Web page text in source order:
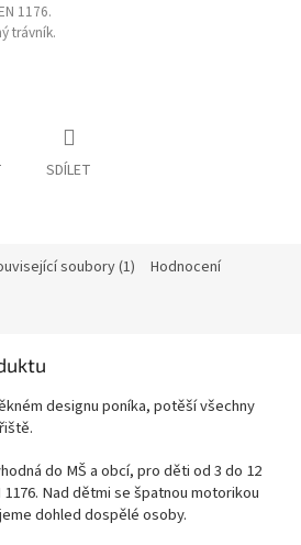
1176.
trávník.
SDÍLET
soubory (1) Hodnocení
designu poníka, potěší všechny
.
do MŠ a obcí, pro dětiod 3do 12
Nad dětmi se špatnou motorikou
dohled dospělé osoby.